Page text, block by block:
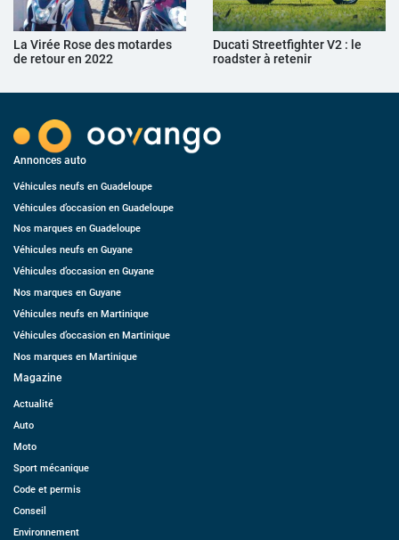
La Virée Rose des motardes
de retour en 2022
Ducati Streetfighter V2 : le
roadster à retenir
Annonces auto
Véhicules neufs en Guadeloupe
Véhicules d’occasion en Guadeloupe
Nos marques en Guadeloupe
Véhicules neufs en Guyane
Véhicules d’occasion en Guyane
Nos marques en Guyane
Véhicules neufs en Martinique
Véhicules d’occasion en Martinique
Nos marques en Martinique
Magazine
Actualité
Auto
Moto
Sport mécanique
Code et permis
Conseil
Environnement